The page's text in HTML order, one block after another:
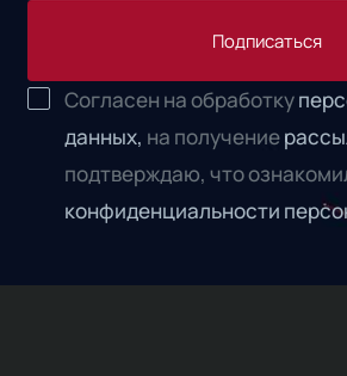
Подписаться
Согласен на обработку
данных, на получение
подтверждаю, что
конфиденциальности